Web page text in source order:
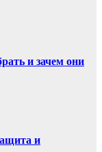
и зачем они
и